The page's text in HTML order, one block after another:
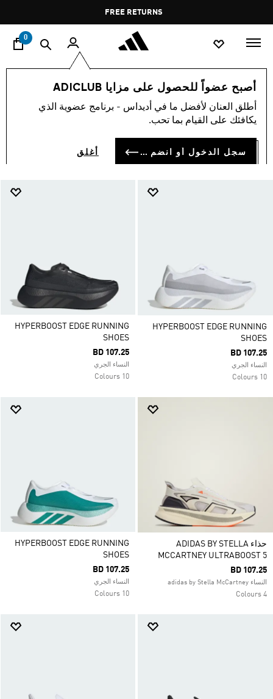
Pause
promotion
rotation
FREE RETURNS
0
أصبح عضواً للحصول على مزايا ADICLUB
أطلق العنان لأفضل ما في أديداس - برنامج عضوية الذي
يكافئك على القيام بما تحب.
سجل الدخول أو انضم الآن أغلق
النساء جديد و شائع الترابوست
الترابوست (37)
HYPERBOOST EDGE RUNNING
SHOES
BD 107.25
النساء الجري
10 Colours
HYPERBOOST EDGE RUNNING
SHOES
BD 107.25
النساء الجري
10 Colours
حذاء ADIDAS BY STELLA
MCCARTNEY ULTRABOOST 5
BD 107.25
النساء adidas by Stella McCartney
4 Colours
HYPERBOOST EDGE RUNNING
SHOES
BD 107.25
النساء الجري
10 Colours